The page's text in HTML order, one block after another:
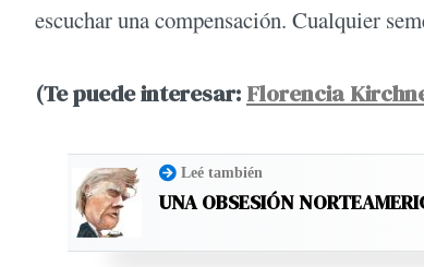
escuchar una compensación. Cualquier
(Te puede interesar: Florencia
Leé también
UNA OBSESIÓN